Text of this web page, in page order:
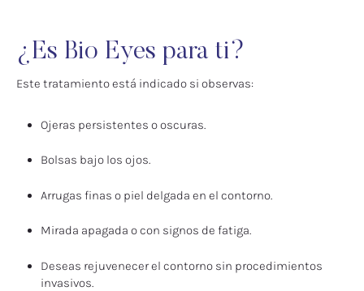
¿Es Bio Eyes para ti?
Este tratamiento está indicado si observas:
Ojeras persistentes o oscuras.
Bolsas bajo los ojos.
Arrugas finas o piel delgada en el contorno.
Mirada apagada o con signos de fatiga.
Deseas rejuvenecer el contorno sin procedimientos
invasivos.